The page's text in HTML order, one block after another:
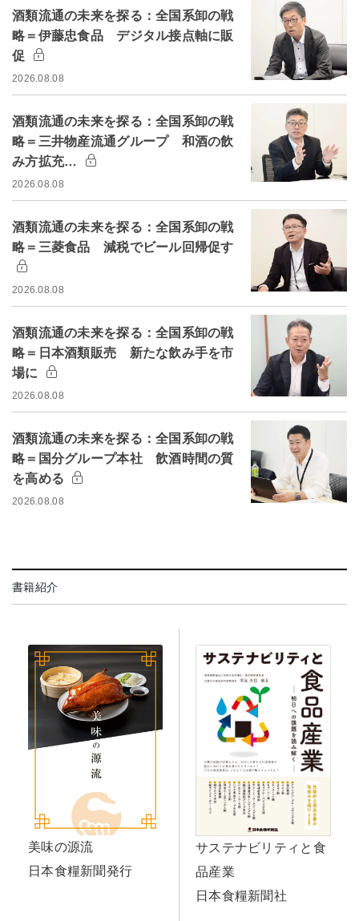
酒類流通の未来を探る：全国系卸の戦
略＝伊藤忠食品 デジタル接点軸に販
促
2026.08.08
酒類流通の未来を探る：全国系卸の戦
略＝三井物産流通グループ 和酒の飲
み方拡充…
2026.08.08
酒類流通の未来を探る：全国系卸の戦
略＝三菱食品 減税でビール回帰促す
2026.08.08
酒類流通の未来を探る：全国系卸の戦
略＝日本酒類販売 新たな飲み手を市
場に
2026.08.08
酒類流通の未来を探る：全国系卸の戦
略＝国分グループ本社 飲酒時間の質
を高める
2026.08.08
書籍紹介
美味の源流
日本食糧新聞発行
サステナビリティと食
品産業
日本食糧新聞社